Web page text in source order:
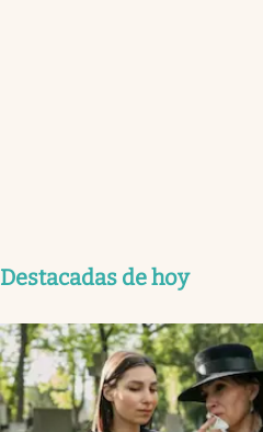
Destacadas de hoy